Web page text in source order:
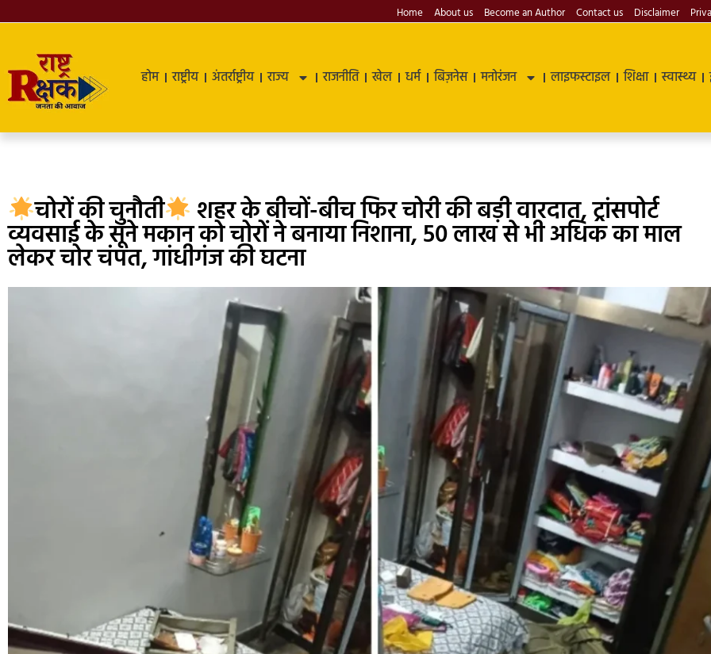
Home About us Become an Author Contact us Disclaimer
होम राष्ट्रीय अंतर्राष्ट्रीय राज्य राजनीति खेल धर्म बिज़नेस मनोरंजन लाइफस्टाइल शिक्षा स्वास्थ्य
चोरों की चुनौती शहर के बीचों-बीच फिर चोरी की बड़ी वारदात, ट्रांसपोर्ट
व्यवसाई के सूने मकान को चोरों ने बनाया निशाना, 50 लाख से भी अधिक का माल
लेकर चोर चंपत, गांधीगंज की घटना